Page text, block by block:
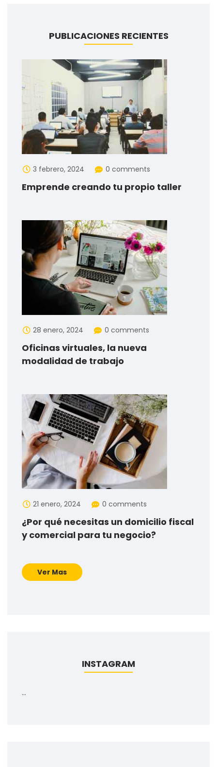
PUBLICACIONES RECIENTES
3 febrero, 2024 0 comments
Emprende creando tu propio taller
28 enero, 2024 0 comments
Oficinas virtuales, la nueva
modalidad de trabajo
21 enero, 2024 0 comments
¿Por qué necesitas un domicilio fiscal
y comercial para tu negocio?
Ver Mas
INSTAGRAM
…